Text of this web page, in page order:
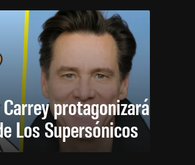
protagonizará
Los Supersónicos